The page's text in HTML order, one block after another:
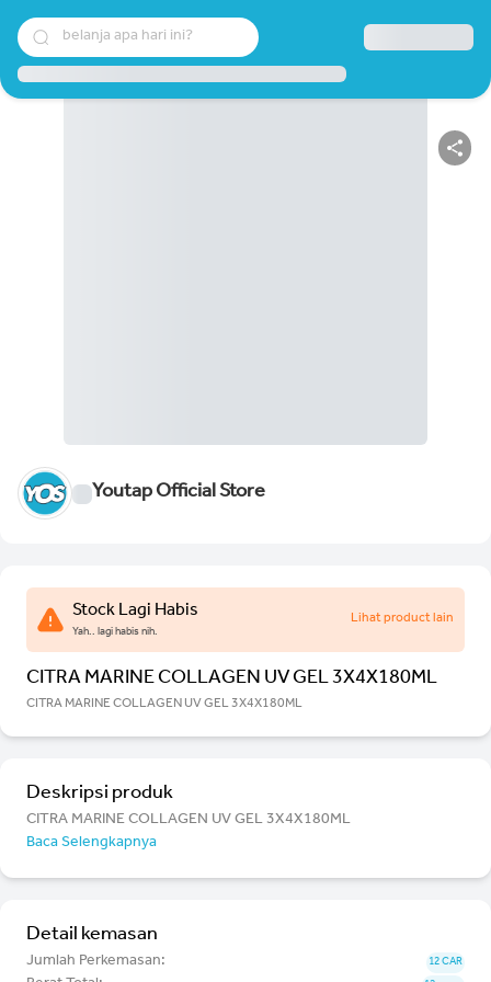
belanja apa hari ini?
Youtap Official Store
Stock Lagi Habis
Yah.. lagi habis nih.
Lihat product lain
CITRA MARINE COLLAGEN UV GEL 3X4X180ML
CITRA MARINE COLLAGEN UV GEL 3X4X180ML
Deskripsi produk
CITRA MARINE COLLAGEN UV GEL 3X4X180ML
Baca Selengkapnya
Detail kemasan
Jumlah Perkemasan: 12 CAR